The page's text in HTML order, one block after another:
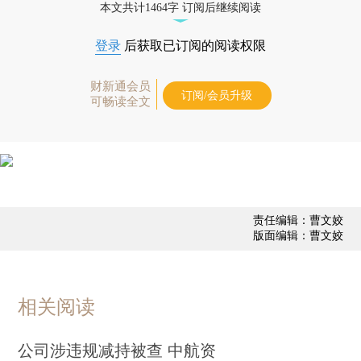
本文共计1464字 订阅后继续阅读
登录 后获取已订阅的阅读权限
财新通会员
可畅读全文
订阅/会员升级
责任编辑：曹文姣
版面编辑：曹文姣
相关阅读
公司涉违规减持被查 中航资